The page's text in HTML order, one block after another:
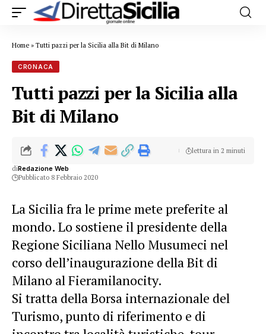
Home » Tutti pazzi per la Sicilia alla Bit di Milano
CRONACA
Tutti pazzi per la Sicilia alla
Bit di Milano
diRedazione Web
Pubblicato 8 Febbraio 2020
lettura in 2 minuti
La Sicilia fra le prime mete preferite al
mondo. Lo sostiene il presidente della
Regione Siciliana Nello Musumeci nel
corso dell’inaugurazione della Bit di
Milano al Fieramilanocity.
Si tratta della Borsa internazionale del
Turismo, punto di riferimento e di